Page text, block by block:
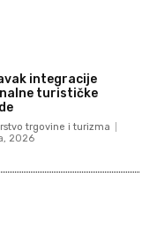
integracije
turističke
trgovine i turizma
2026